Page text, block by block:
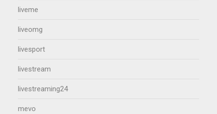
liveme
liveomg
livesport
livestream
livestreaming24
mevo